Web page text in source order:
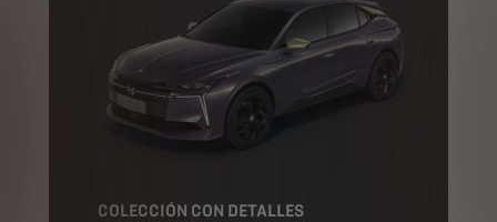
COLECCIÓN CON DETALLES